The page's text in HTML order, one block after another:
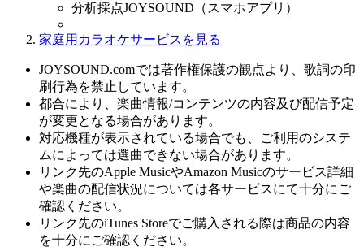
分析採点JOYSOUND（スマホアプリ）
家庭用カラオケサービスを見る
JOYSOUND.comでは著作権保護の観点より、歌詞の印
刷行為を禁止しています。
都合により、楽曲情報/コンテンツの内容及び配信予定
が変更となる場合があります。
対応機種が表示されている場合でも、ご利用のシステ
ムによっては選曲できない場合があります。
リンク先のApple MusicやAmazon Musicのサービス詳細
や楽曲の配信状況については各サービスにて十分にご
確認ください。
リンク先のiTunes Storeでご購入される際は商品の内容
を十分にご確認ください。